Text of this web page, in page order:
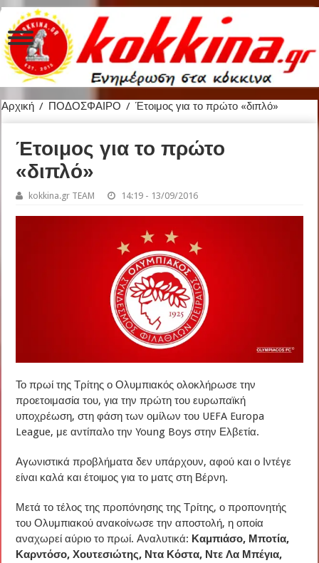
Αρχική / ΠΟΔΟΣΦΑΙΡΟ / Έτοιμος για το πρώτο «διπλό»
Έτοιμος για το πρώτο
«διπλό»
kokkina.gr TEAM 14:19 - 13/09/2016
Το πρωί της Τρίτης ο Ολυμπιακός ολοκλήρωσε την
προετοιμασία του, για την πρώτη του ευρωπαϊκή
υποχρέωση, στη φάση των ομίλων του UEFA Europa
League, με αντίπαλο την Young Boys στην Ελβετία.
Αγωνιστικά προβλήματα δεν υπάρχουν, αφού και ο Ιντέγε
είναι καλά και έτοιμος για το ματς στη Βέρνη.
Μετά το τέλος της προπόνησης της Τρίτης, ο προπονητής
του Ολυμπιακού ανακοίνωσε την αποστολή, η οποία
αναχωρεί αύριο το πρωί. Αναλυτικά: Καμπιάσο, Μποτία,
Καρντόσο, Χουτεσιώτης, Ντα Κόστα, Ντε Λα Μπέγια,